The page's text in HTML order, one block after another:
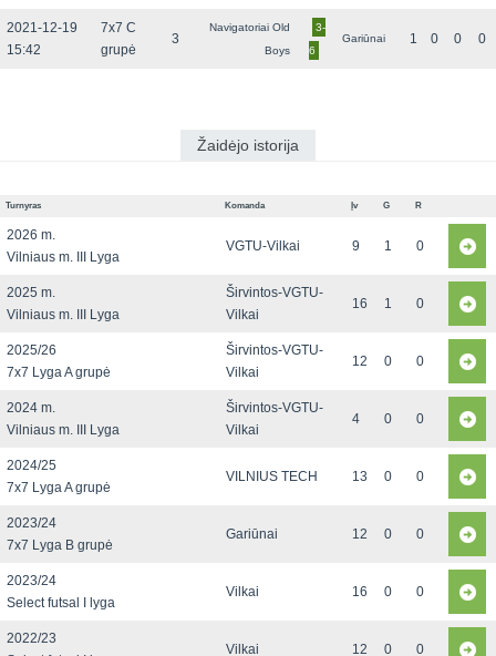
2021-12-19
15:42
7x7 C
grupė
3
Navigatoriai Old
Boys
3-
6
Gariūnai 1 0 0 0
Žaidėjo istorija
Turnyras Komanda Įv G R
2026 m.
Vilniaus m. III Lyga
VGTU-Vilkai 9 1 0
2025 m.
Vilniaus m. III Lyga
Širvintos-VGTU-
Vilkai
16 1 0
2025/26
7x7 Lyga A grupė
Širvintos-VGTU-
Vilkai
12 0 0
2024 m.
Vilniaus m. III Lyga
Širvintos-VGTU-
Vilkai
4 0 0
2024/25
7x7 Lyga A grupė
VILNIUS TECH 13 0 0
2023/24
7x7 Lyga B grupė
Gariūnai 12 0 0
2023/24
Select futsal I lyga
Vilkai 16 0 0
2022/23
Vilkai 12 0 0